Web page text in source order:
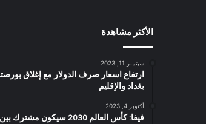
الأكثر مشاهدة
سبتمبر 11, 2023
ارتفاع اسعار صرف الدولار مع إغلاق
بغداد والإقليم
أكتوبر 4, 2023
فيفا: كأس العالم 2030 سيكون مشترك بين